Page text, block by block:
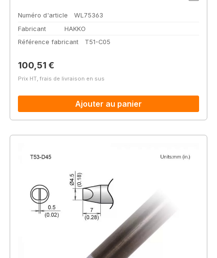
Numéro d'article
WL75363
Fabricant
HAKKO
Référence fabricant
T51-C05
Prix régulier :
100,51 €
Prix HT, frais de livraison en sus
Ajouter au panier